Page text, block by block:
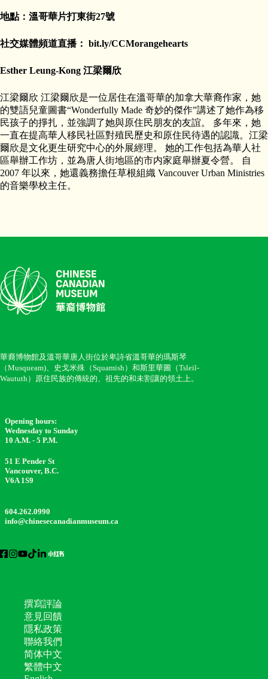
地點：溫哥華片打東街27號
社交媒體頻道直播： bit.ly/CCMorangehearts
Esther Leung-Kong 江梁爾欣
江梁爾欣 江梁爾欣是一位居住在溫哥華的加拿大華裔作家，她
的雙語兒童圖書“Wonderfully Made 奇妙的傑作”講述了她作為移
民孩子的掙扎，並強調了她與原住民朋友的友誼。 多年來，她
一直在提高華人移民社區對殖民歷史和原住民待遇的認識。江梁
爾欣是文化更生研究中心的外展經理。 她的工作包括為華人社
區舉辦工作坊，並為唐人街地區的市内家庭舉辦夏令營。 自
2007 年以來，她還義務擔任草根組織 Vancouver Urban Ministries
的音樂學校主任。
華裔博物館及溫哥華唐人街位於卑詩省溫哥華的瑪斯琴
（Musqueam)、史戈米殊（Squamish）和斯里華圖（Tsleil-
Waututh）原住民族的傳統的、祖先的和未割讓的領土上。
Opening hours:
Wednesday to Sunday
10 A.M. - 5 P.M.
51 E Pender St
Vancouver, B.C.
V6A 1S9
604.262.0990
info@chinesecanadianmuseum.ca
撰寫評論
意見回饋
隱私政策
聯絡我們
简体中文
繁體中文